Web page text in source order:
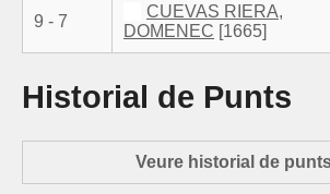
9 - 7
CUEVAS RIERA,
DOMENEC [1665]
Historial de Punts
Veure historial de